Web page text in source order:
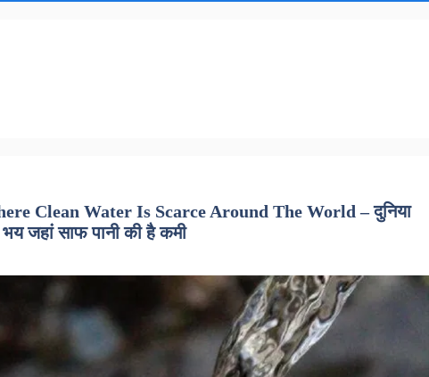
Clean Water Is Scarce Around The World – दुनिया
जहां साफ पानी की है कमी